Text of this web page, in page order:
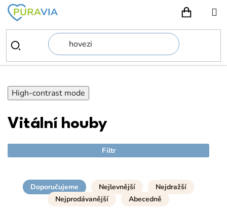
Přejít
obsah
High-contrast mode
Vitální houby
Filtr
Doporučujeme Nejlevnější
Nejdražší
Nejprodávanější
Abecedně